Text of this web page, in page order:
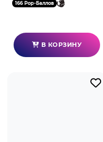
166 Pop-Баллов
В КОРЗИНУ